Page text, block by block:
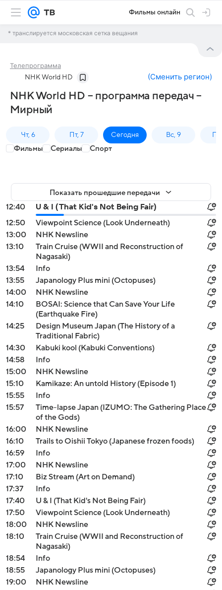
Фильмы онлайн
* транслируется московская сетка вещания
Телепрограмма
NHK World HD (Сменить регион)
NHK World HD – программа передач –
Мирный
Чт, 6 Пт, 7 Сегодня Вс, 9
Фильмы Сериалы Спорт
Показать прошедшие передачи
12:40
U & I (That Kid's Not Being Fair)
12:50
Viewpoint Science (Look Underneath)
13:00
NHK Newsline
13:10
Train Cruise (WWII and Reconstruction of
Nagasaki)
13:54
Info
13:55
Japanology Plus mini (Octopuses)
14:00
NHK Newsline
14:10
BOSAI: Science that Can Save Your Life
(Earthquake Fire)
14:25
Design Museum Japan (The History of a
Traditional Fabric)
14:30
Kabuki kool (Kabuki Conventions)
14:58
Info
15:00
NHK Newsline
15:10
Kamikaze: An untold History (Episode 1)
15:55
Info
15:57
Time-lapse Japan (IZUMO: The Gathering Place
of the Gods)
16:00
NHK Newsline
16:10
Trails to Oishii Tokyo (Japanese frozen foods)
16:59
Info
17:00
NHK Newsline
17:10
Biz Stream (Art on Demand)
17:37
Info
17:40
U & I (That Kid's Not Being Fair)
17:50
Viewpoint Science (Look Underneath)
18:00
NHK Newsline
18:10
Train Cruise (WWII and Reconstruction of
Nagasaki)
18:54
Info
18:55
Japanology Plus mini (Octopuses)
19:00
NHK Newsline